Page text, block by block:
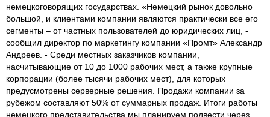
немецкоговорящих государствах. «Немецкий рынок довольно
большой, и клиентами компании являются практически все его
сегменты – от частных пользователей до юридических лиц, -
сообщил директор по маркетингу компании «Промт» Александр
Андреев. - Среди местных заказчиков компании,
насчитывающие от 10 до 1000 рабочих мест, а также крупные
корпорации (более тысячи рабочих мест), для которых
предусмотрены серверные решения. Продажи компании за
рубежом составляют 50% от суммарных продаж. Итоги работы
немецкого представительства мы планируем подвести через